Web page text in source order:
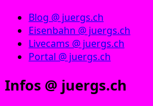
Blog @ juergs.ch
Eisenbahn @ juergs.ch
Livecams @ juergs.ch
Portal @ juergs.ch
Infos @ juergs.ch